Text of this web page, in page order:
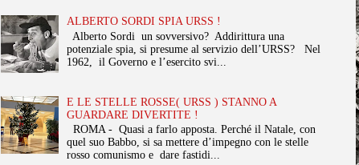
ALBERTO SORDI SPIA URSS !
Alberto Sordi un sovversivo? Addirittura una
potenziale spia, si presume al servizio dell’URSS? Nel
1962, il Governo e l’esercito svi...
E LE STELLE ROSSE( URSS ) STANNO A
GUARDARE DIVERTITE !
ROMA - Quasi a farlo apposta. Perché il Natale, con
quel suo Babbo, si sa mettere d’impegno con le stelle
rosso comunismo e dare fastidi...